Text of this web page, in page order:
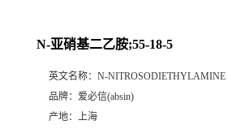
N-亚硝基二乙胺;55-18-5
英文名称： N-NITROSODIETHYLAMINE
品牌： 爱必信(absin)
产地： 上海